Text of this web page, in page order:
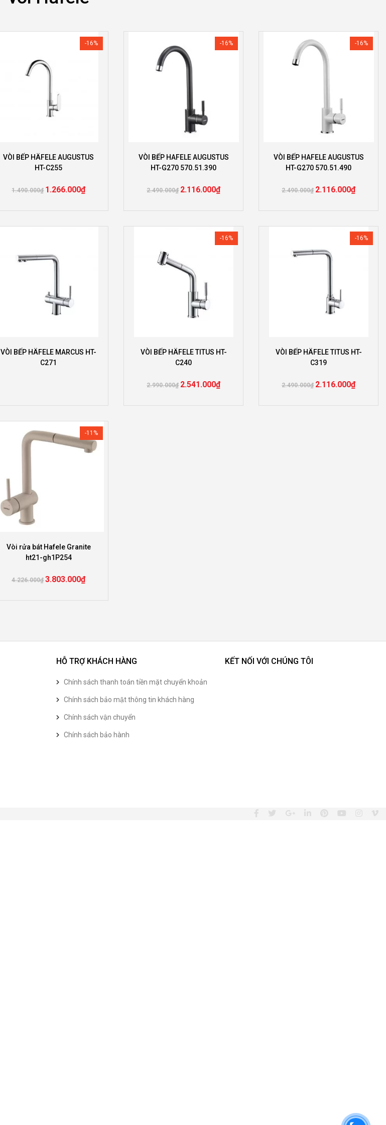
-16%
VÒI BẾP HÄFELE AUGUSTUS
HT-C255
1.490.000₫ 1.266.000₫
-16%
VÒI BẾP HAFELE AUGUSTUS
HT-G270 570.51.390
2.490.000₫ 2.116.000₫
-16%
VÒI BẾP HAFELE AUGUSTUS
HT-G270 570.51.490
2.490.000₫ 2.116.000₫
VÒI BẾP HÄFELE MARCUS HT-
C271
-16%
VÒI BẾP HÄFELE TITUS HT-
C240
2.990.000₫ 2.541.000₫
-16%
VÒI BẾP HÄFELE TITUS HT-
C319
2.490.000₫ 2.116.000₫
-11%
Vòi rửa bát Hafele Granite
ht21-gh1P254
4.226.000₫ 3.803.000₫
HỖ TRỢ KHÁCH HÀNG
Chính sách thanh toán tiền mặt chuyển khoản
Chính sách bảo mật thông tin khách hàng
Chính sách vận chuyển
Chính sách bảo hành
KẾT NỐI VỚI CHÚNG TÔI